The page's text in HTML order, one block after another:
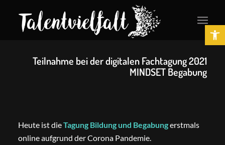
Teilnahme bei der digitalen Fachtagung 2021
MINDSET Begabung
Heute ist dieTagung Bildung und Begabungerstmals
online aufgrund der Corona Pandemie.